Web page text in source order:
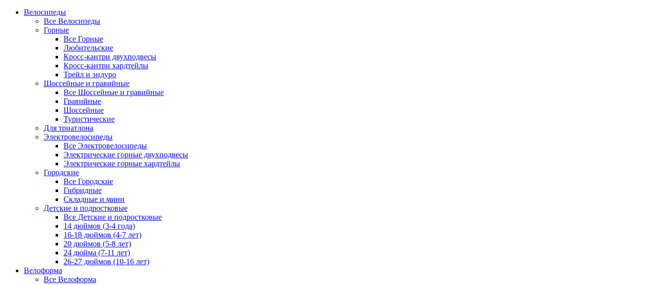
Велосипеды
Все Велосипеды
Горные
Все Горные
Любительские
Кросс-кантри двухподвесы
Кросс-кантри хардтейлы
Трейл и эндуро
Шоссейные и гравийные
Все Шоссейные и гравийные
Гравийные
Шоссейные
Туристические
Для триатлона
Электровелосипеды
Все Электровелосипеды
Электрические горные двухподвесы
Электрические горные хардтейлы
Городские
Все Городские
Гибридные
Складные и мини
Детские и подростковые
Все Детские и подростковые
14 дюймов (3-4 года)
16-18 дюймов (4-7 лет)
20 дюймов (5-8 лет)
24 дюйма (7-11 лет)
26-27 дюймов (10-16 лет)
Велоформа
Все Велоформа